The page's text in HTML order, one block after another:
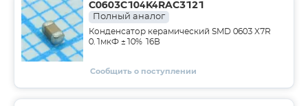
C0603C104K4RAC3121
Полный аналог
Конденсатор керамический SMD 0603 X7R
0.1мкФ ±10% 16В
Сообщить о поступлении